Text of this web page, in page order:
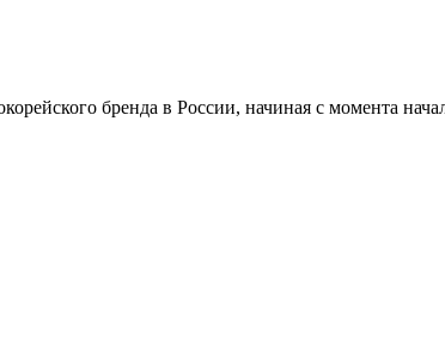
бренда в России, начиная с момента